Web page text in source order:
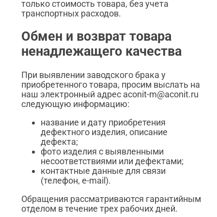
только стоимость товара, без учета
транспортных расходов.
Обмен и возврат товара
ненадлежащего качества
При выявлении заводского брака у
приобретенного товара, просим выслать на
наш электронный адрес aconit-m@aconit.ru
следующую информацию:
название и дату приобретения
дефектного изделия, описание
дефекта;
фото изделия с выявленными
несоответствиями или дефектами;
контактные данные для связи
(телефон, e-mail).
Обращения рассматриваются гарантийным
отделом в течение трех рабочих дней.